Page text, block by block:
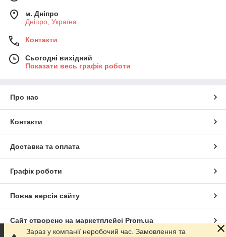
м. Дніпро
Дніпро, Україна
Контакти
Сьогодні вихідний
Показати весь графік роботи
Про нас
Контакти
Доставка та оплата
Графік роботи
Повна версія сайту
Сайт створено на маркетплейсі Prom.ua
Зараз у компанії неробочий час. Замовлення та